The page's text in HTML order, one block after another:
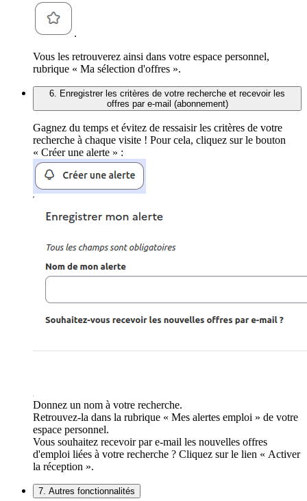
.
Vous les retrouverez ainsi dans votre espace personnel,
rubrique « Ma sélection d'offres ».
6. Enregistrer les critères de votre recherche et recevoir les
offres par e-mail (abonnement)
Gagnez du temps et évitez de ressaisir les critères de votre
recherche à chaque visite ! Pour cela, cliquez sur le bouton
« Créer une alerte » :
Donnez un nom à votre recherche.
Retrouvez-la dans la rubrique « Mes alertes emploi » de votre
espace personnel.
Vous souhaitez recevoir par e-mail les nouvelles offres
d'emploi liées à votre recherche ? Cliquez sur le lien « Activer
la réception ».
7. Autres fonctionnalités